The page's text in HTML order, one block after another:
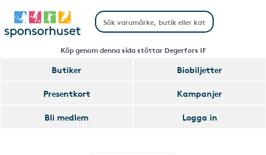
Köp genom denna sida stöttar Degerfors IF
Butiker
Biobiljetter
Presentkort
Kampanjer
Bli medlem
Logga in